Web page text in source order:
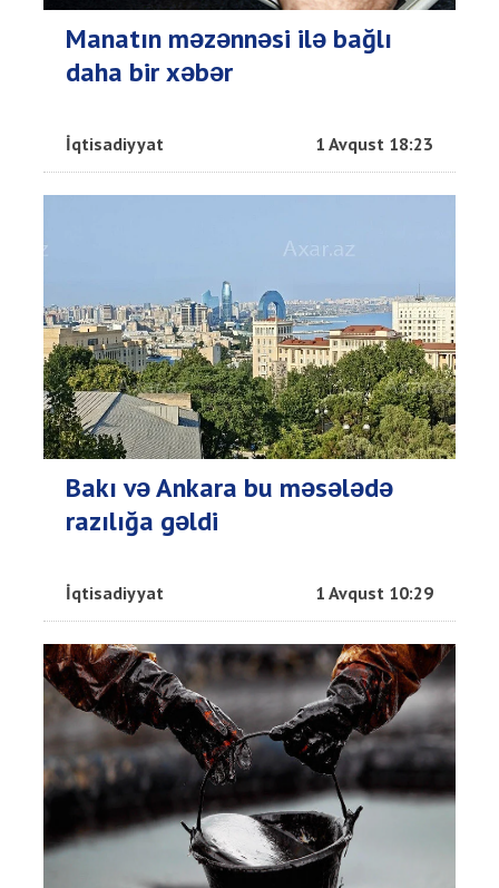
Manatın məzənnəsi ilə bağlı
daha bir xəbər
İqtisadiyyat 1 Avqust 18:23
Bakı və Ankara bu məsələdə
razılığa gəldi
İqtisadiyyat 1 Avqust 10:29